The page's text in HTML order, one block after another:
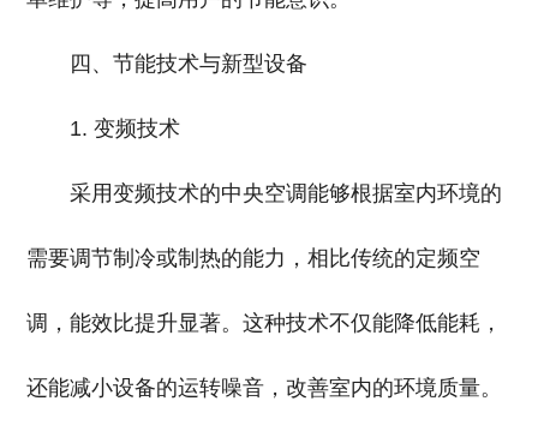
四、节能技术与新型设备
1. 变频技术
采用变频技术的中央空调能够根据室内环境的
需要调节制冷或制热的能力，相比传统的定频空
调，能效比提升显著。这种技术不仅能降低能耗，
还能减小设备的运转噪音，改善室内的环境质量。